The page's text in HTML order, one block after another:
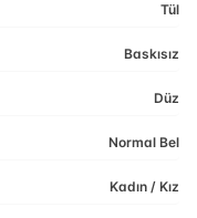
Tül
Baskısız
Düz
Normal Bel
Kadın / Kız